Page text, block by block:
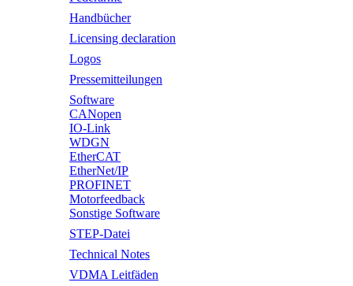
Handbücher
Licensing declaration
Logos
Pressemitteilungen
Software
CANopen
IO-Link
WDGN
EtherCAT
EtherNet/IP
PROFINET
Motorfeedback
Sonstige Software
STEP-Datei
Technical Notes
VDMA Leitfäden